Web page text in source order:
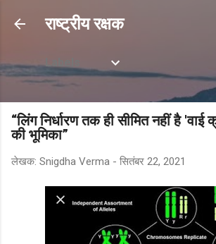
सीधे मुख्य सामग्री पर जाएं
राष्ट्रीय रक्षक
Labels
“लिंग निर्धारण तक ही सीमित नहीं है 'वाई
की भूमिका”
लेखक: Snigdha Verma - सितंबर 22, 2021